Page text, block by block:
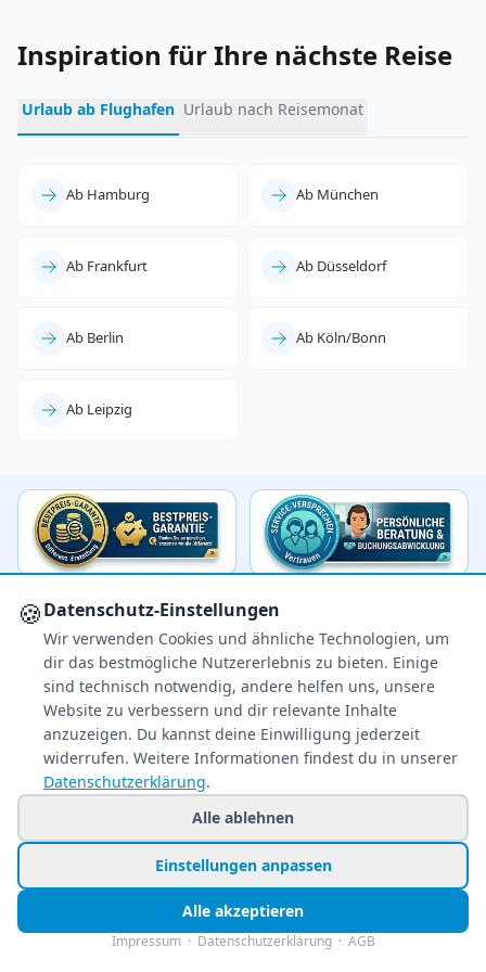
Inspiration für Ihre nächste Reise
Urlaub ab Flughafen Urlaub nach Reisemonat
Ab Hamburg Ab München
Ab Frankfurt Ab Düsseldorf
Ab Berlin Ab Köln/Bonn
Ab Leipzig
Ihr zuverlässiger Reisepreisvergleich – über 80
Veranstalter im Vergleich.
+49 991 2967 68857
Mo–Fr 8–22 Uhr · Sa 9–22
🍪Datenschutz-Einstellungen
Wir verwenden Cookies und ähnliche Technologien, um
dir das bestmögliche Nutzererlebnis zu bieten. Einige
sind technisch notwendig, andere helfen uns, unsere
Website zu verbessern und dir relevante Inhalte
anzuzeigen. Du kannst deine Einwilligung jederzeit
widerrufen. Weitere Informationen findest du in unserer
Datenschutzerklärung.
Alle ablehnen
Einstellungen anpassen
Alle akzeptieren
Impressum· Datenschutzerklärung· AGB